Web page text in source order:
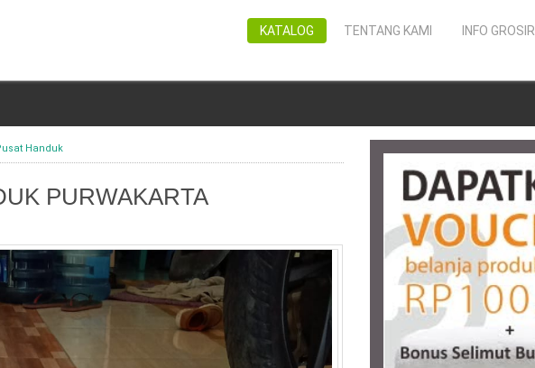
INFO GROSIR
TENTANG KAMI
KATALOG
Handuk
PURWAKARTA